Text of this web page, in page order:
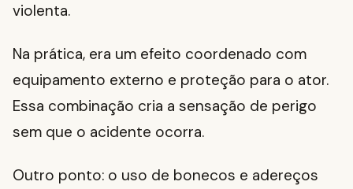
violenta.
Na prática, era um efeito coordenado com
equipamento externo e proteção para o ator.
Essa combinação cria a sensação de perigo
sem que o acidente ocorra.
Outro ponto: o uso de bonecos e adereços